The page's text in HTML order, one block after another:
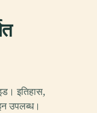
इतिहास,
उपलब्ध।